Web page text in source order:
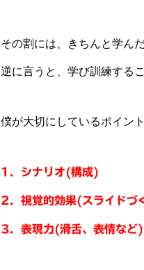
その割には、きちんと学ん
逆に言うと、学び訓練する
僕が大切にしているポイン
1．シナリオ(構成)
2．視覚的効果(スライドづ
3．表現力(滑舌、表情など)